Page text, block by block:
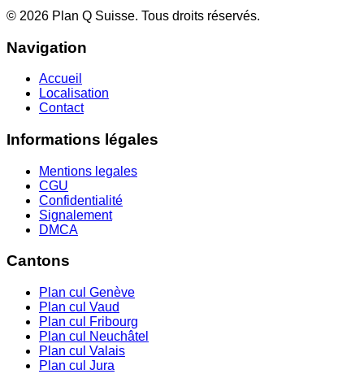
© 2026 Plan Q Suisse. Tous droits réservés.
Navigation
Accueil
Localisation
Contact
Informations légales
Mentions legales
CGU
Confidentialité
Signalement
DMCA
Cantons
Plan cul Genève
Plan cul Vaud
Plan cul
Fribourg
Plan cul
Neuchâtel
Plan cul Valais
Plan cul Jura